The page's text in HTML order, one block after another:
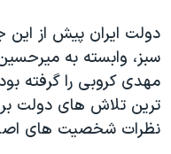
دولت ایران پیش از این
سبز، وابسته به
مهدی کروبی را گرفته
ترین تلاش های دولت
نظرات شخصیت های